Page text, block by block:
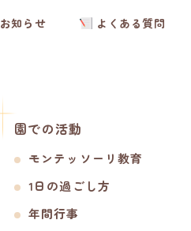
園での活動
モンテッソーリ教育
1日の過ごし方
年間行事
お知らせ よくある質問